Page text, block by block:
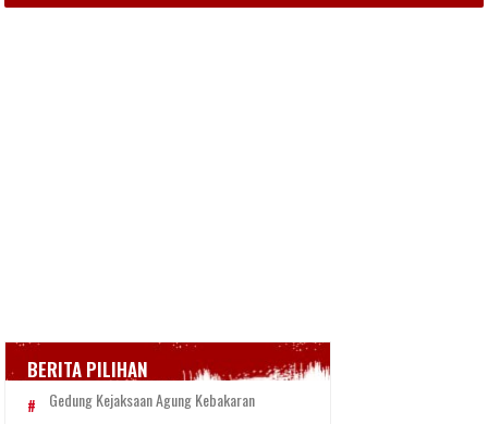
BERITA PILIHAN
Gedung Kejaksaan Agung Kebakaran